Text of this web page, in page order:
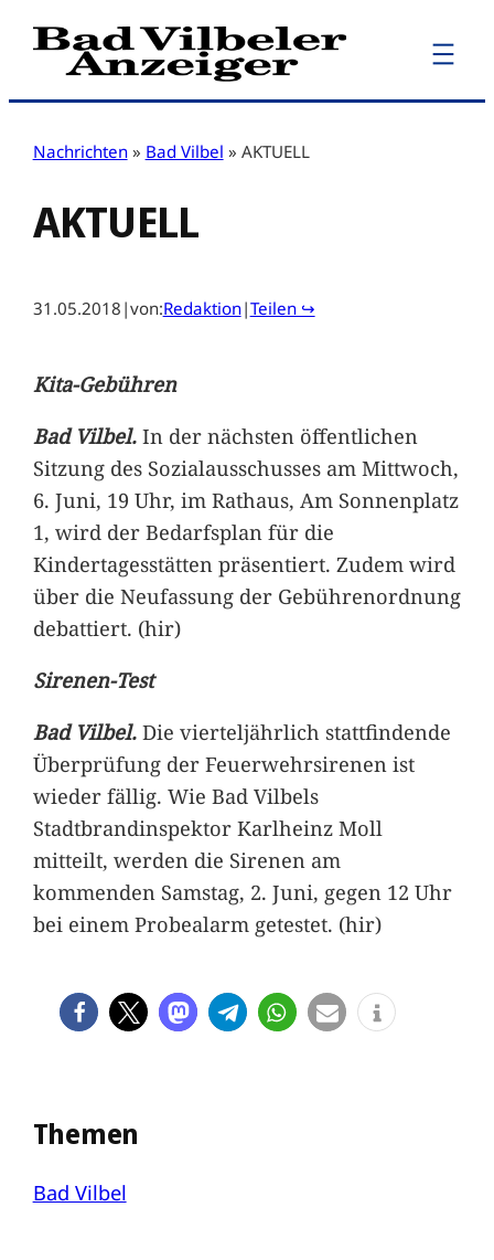
Zum
Inhalt
Nachrichten » Bad Vilbel » AKTUELL
AKTUELL
31.05.2018 |von:Redaktion|Teilen ↪
Kita-Gebühren
Bad Vilbel. In der nächsten öffentlichen
Sitzung des Sozialausschusses am Mittwoch,
6. Juni, 19 Uhr, im Rathaus, Am Sonnenplatz
1, wird der Bedarfsplan für die
Kindertagesstätten präsentiert. Zudem wird
über die Neufassung der Gebührenordnung
debattiert. (hir)
Sirenen-Test
Bad Vilbel. Die vierteljährlich stattfindende
Überprüfung der Feuerwehrsirenen ist
wieder fällig. Wie Bad Vilbels
Stadtbrandinspektor Karlheinz Moll
mitteilt, werden die Sirenen am
kommenden Samstag, 2. Juni, gegen 12 Uhr
bei einem Probealarm getestet. (hir)
Themen
Bad Vilbel